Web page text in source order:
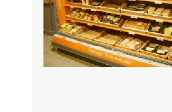
AJOUTER AU DEVIS